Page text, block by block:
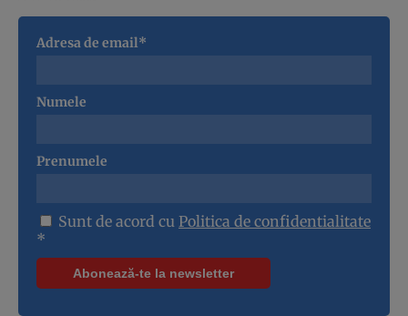
Adresa de email*
Numele
Prenumele
Sunt de acord cu Politica de confidentialitate
*